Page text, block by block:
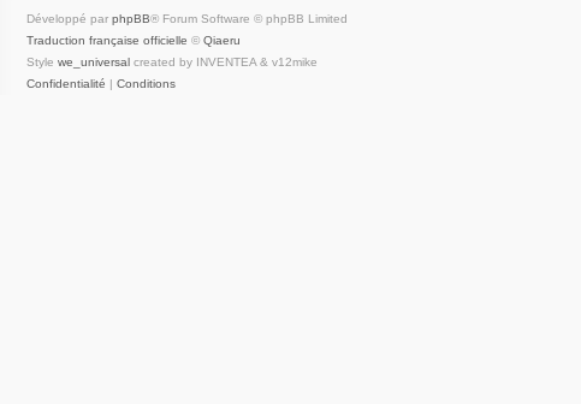
Développé par phpBB® Forum Software © phpBB Limited
Traduction française officielle © Qiaeru
Style we_universal created by INVENTEA & v12mike
Confidentialité | Conditions